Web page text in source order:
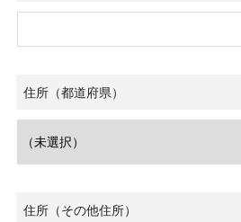
住所（都道府県）
住所（その他住所）